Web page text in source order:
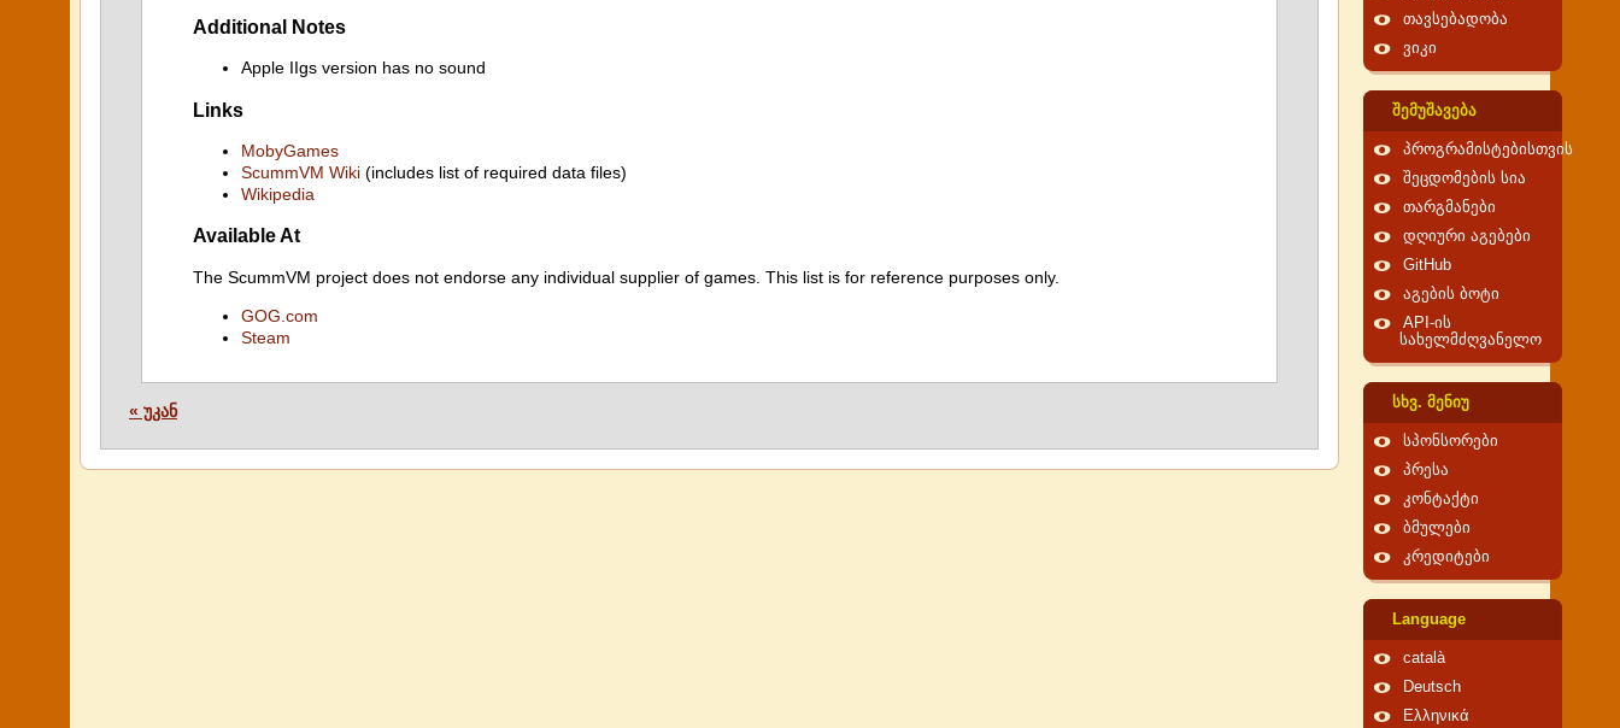
Additional Notes
Apple IIgs version has no sound
Links
MobyGames
ScummVM Wiki (includes list of required data files)
Wikipedia
Available At
The ScummVM project does not endorse any individual supplier of games. This list is for reference purposes only.
GOG.com
Steam
« უკან
თავსებადობა
ვიკი
შემუშავება
პროგრამისტებისთვის
შეცდომების სია
თარგმანები
დღიური აგებები
GitHub
აგების ბოტი
API-ის
სახელმძღვანელო
სხვ. მენიუ
სპონსორები
პრესა
კონტაქტი
ბმულები
კრედიტები
Language
català
Deutsch
Ελληνικά